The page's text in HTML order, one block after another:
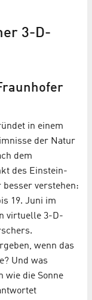
3-D-
in einem
der Natur
dem
des Einstein-
besser verstehen:
19. Juni im
virtuelle 3-D-
wenn das
Und was
wie die Sonne